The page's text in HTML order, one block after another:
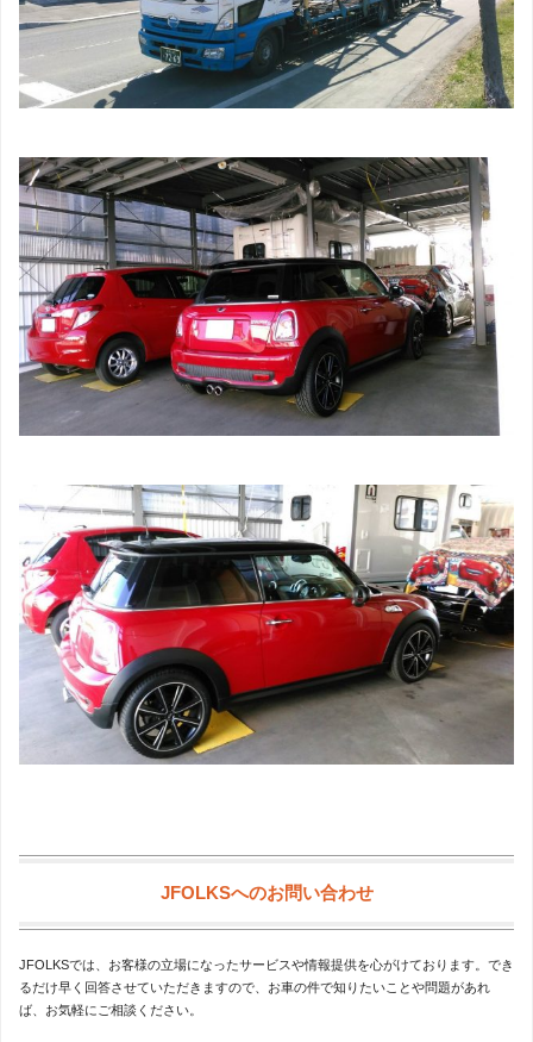
JFOLKSへのお問い合わせ
JFOLKSでは、お客様の立場になったサービスや情報提供を心がけております。でき
るだけ早く回答させていただきますので、お車の件で知りたいことや問題があれ
ば、お気軽にご相談ください。